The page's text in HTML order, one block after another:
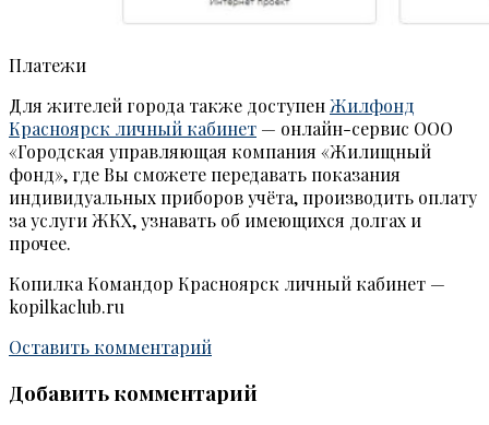
Платежи
Для жителей города также доступенЖилфонд
Красноярск личный кабинет — онлайн-сервис ООО
«Городская управляющая компания «Жилищный
фонд», где Вы сможете передавать показания
индивидуальных приборов учёта, производить оплату
за услуги ЖКХ, узнавать об имеющихся долгах и
прочее.
Копилка Командор Красноярск личный кабинет —
kopilkaclub.ru
Оставить комментарий
Добавить комментарий